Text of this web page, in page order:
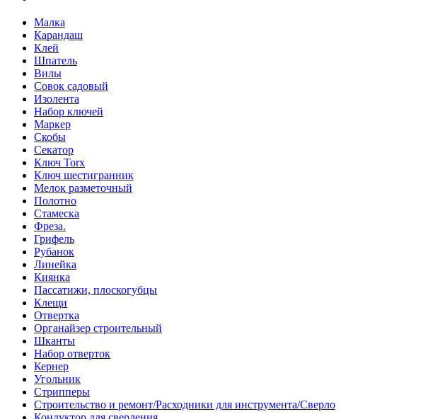
Малка
Карандаш
Клей
Шпатель
Вилы
Совок садовый
Изолента
Набор ключей
Маркер
Скобы
Секатор
Ключ Torx
Ключ шестигранник
Мелок разметочный
Полотно
Стамеска
Фреза.
Грифель
Рубанок
Линейка
Киянка
Пассатижи, плоскогубцы
Клещи
Отвертка
Органайзер строительный
Шканты
Набор отверток
Кернер
Угольник
Стрипперы
Строительство и ремонт/Расходники для инструмента/Сверло